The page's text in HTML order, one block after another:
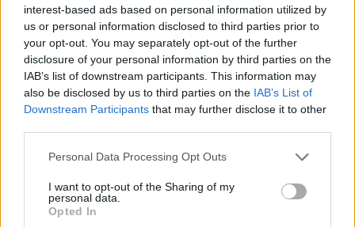
interest-based ads based on personal information utilized by
us or personal information disclosed to third parties prior to
your opt-out. You may separately opt-out of the further
disclosure of your personal information by third parties on the
IAB’s list of downstream participants. This information may
also be disclosed by us to third parties on the IAB’s List of
Downstream Participants that may further disclose it to other
Personal Data Processing Opt Outs
I want to opt-out of the Sharing of my
personal data.
Opted In
ashwagandha, αυτή η εκδοχή προάγει την
ταχύτερη έλευση του ύπνου, χωρίς να
προκαλεί εθισμό.
Detox: Με γαϊδουράγκαθο, ψευδάργυρο και
βιταμίνες συμβάλλουν στην αποτοξίνωση και
στον φυσιολογικό μεταβολισμό των
υδατανθράκων.
Πρόεδρος και Διευθύνων Σύμβουλος του
Ομίλου ΒΙΑΝΕΞ κ. Δημήτρης Γιαννακόπουλος